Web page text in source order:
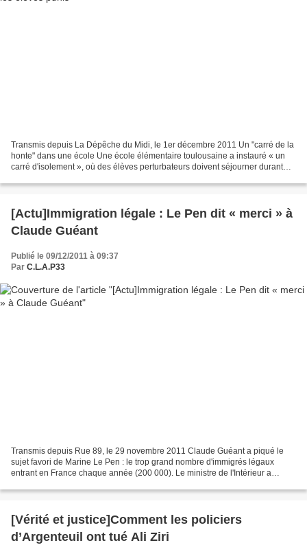
Transmis depuis La Dépêche du Midi, le 1er décembre 2011 Un "carré de la
honte" dans une école Une école élémentaire toulousaine a instauré « un
carré d'isolement », où des élèves perturbateurs doivent séjourner durant
[Actu]Immigration légale : Le Pen dit « merci » à
Claude Guéant
Publié le 09/12/2011 à 09:37
Par C.L.A.P33
Transmis depuis Rue 89, le 29 novembre 2011 Claude Guéant a piqué le
sujet favori de Marine Le Pen : le trop grand nombre d'immigrés légaux
entrant en France chaque année (200 000). Le ministre de l'Intérieur a
[Vérité et justice]Comment les policiers
d’Argenteuil ont tué Ali Ziri